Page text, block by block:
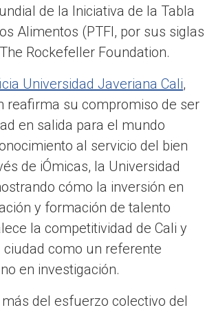
de la Iniciativa de la Tabla
Alimentos (PTFI, por sus siglas
Rockefeller Foundation.
Universidad Javeriana Cali,
reafirma su compromiso de ser
en salida para el mundo
al servicio del bien
de iÓmicas, la Universidad
cómo la inversión en
y formación de talento
la competitividad de Cali y
ciudad como un referente
en investigación.
del esfuerzo colectivo del